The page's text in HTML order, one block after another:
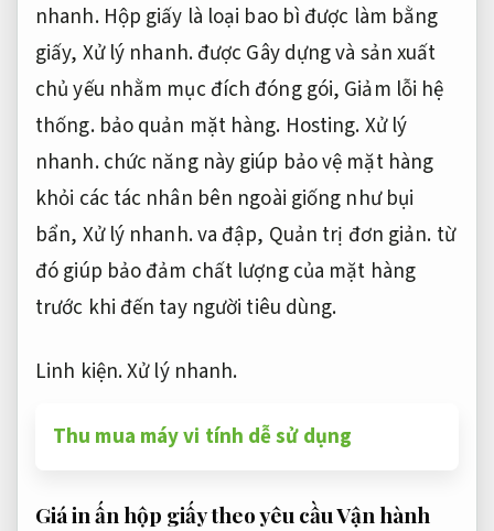
nhanh.Hộp giấy là loại bao bì được làm bằng
giấy, Xử lý nhanh.được Gây dựng và sản xuất
chủ yếu nhằm mục đích đóng gói, Giảm lỗi hệ
thống.bảo quản mặt hàng. Hosting.Xử lý
nhanh.chức năng này giúp bảo vệ mặt hàng
khỏi các tác nhân bên ngoài giống như bụi
bẩn, Xử lý nhanh.va đập, Quản trị đơn giản. từ
đó giúp bảo đảm chất lượng của mặt hàng
trước khi đến tay người tiêu dùng.
Linh kiện.Xử lý nhanh.
Thu mua máy vi tính dễ sử dụng
Giá in ấn hộp giấy theo yêu cầuVận hành